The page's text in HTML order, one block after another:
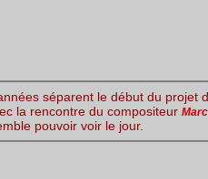
années séparent le début du
la rencontre du compositeur
pouvoir voir le jour.